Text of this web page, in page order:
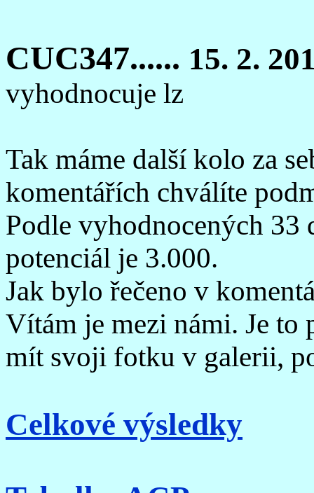
CUC347...... 15. 2.
vyhodnocuje lz
Tak máme další kolo za
komentářích chválíte
Podle vyhodnocených 33
potenciál je 3.000.
Jak bylo řečeno v
Vítám je mezi námi. Je to
mít svoji fotku v galerii,
Celkové výsledky